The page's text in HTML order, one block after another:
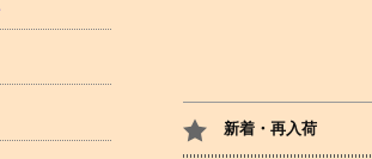
新着・再入荷